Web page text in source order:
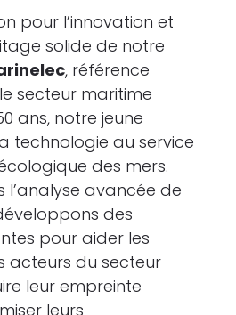
pour l’innovation et
solide de notre
, référence
secteur maritime
ans, notre jeune
technologie au service
des mers.
l’analyse avancée de
des
pour aider les
acteurs du secteur
leur empreinte
leurs